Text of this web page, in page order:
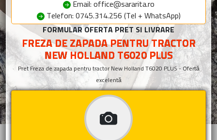
Email: office@sararita.ro
Telefon: 0745.314.256 (Tel + WhatsApp)
FORMULAR OFERTA PRET SI LIVRARE
FREZA DE ZAPADA PENTRU TRACTOR
NEW HOLLAND T6020 PLUS
Pret Freza de zapada pentru tractor New Holland T6020 PLUS - Ofertă
excelentă